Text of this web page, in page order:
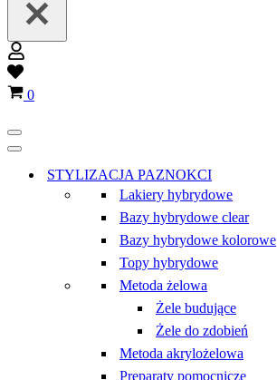
Wish
listKoszyk
0
Menu
nawigacji
Menu
nawigacjiSTYLIZACJA PAZNOKCI
Lakiery hybrydowe
Bazy hybrydowe clear
Bazy hybrydowe kolorowe
Topy hybrydowe
Metoda żelowa
Żele budujące
Żele do zdobień
Metoda akrylożelowa
Preparaty pomocnicze